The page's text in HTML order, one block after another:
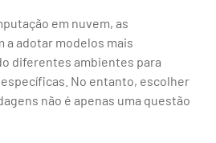
em nuvem, as
a adotar modelos mais
diferentes ambientes para
No entanto, escolher
não é apenas uma questão